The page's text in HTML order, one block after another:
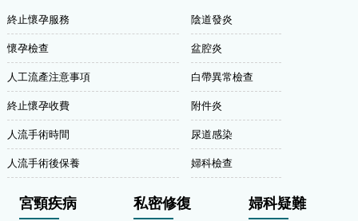
終止懷孕服務
懷孕檢查
人工流產注意事項
終止懷孕收費
人流手術時間
人流手術後保養
陰道發炎
盆腔炎
白帶異常檢查
附件炎
尿道感染
婦科檢查
宮頸疾病 私密修復 婦科疑難